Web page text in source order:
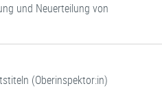
und Neuerteilung von
(Oberinspektor:in)